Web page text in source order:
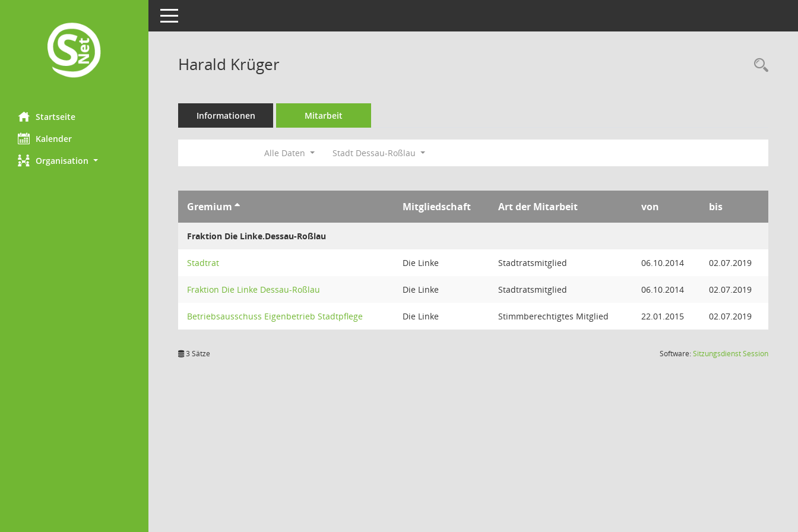
Startseite
Kalender
Organisation
Toggle navigation
Harald Krüger
Informationen Mitarbeit
Alle Daten Stadt Dessau-Roßlau
Gremium Mitgliedschaft Art der Mitarbeit von bis
Fraktion Die Linke.Dessau-Roßlau
Stadtrat Die Linke Stadtratsmitglied 06.10.2014 02.07.2019
Fraktion Die Linke Dessau-Roßlau Die Linke Stadtratsmitglied 06.10.2014 02.07.2019
Betriebsausschuss Eigenbetrieb Stadtpflege Die Linke Stimmberechtigtes Mitglied 22.01.2015 02.07.2019
3 Sätze Software:SitzungsdienstSession(Wird in